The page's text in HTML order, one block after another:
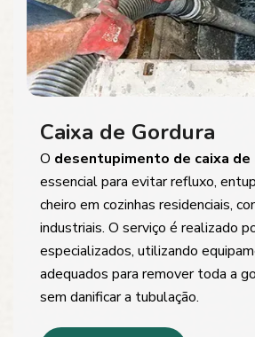
Caixa de Gordura
O desentupimento de caixa de
essencial para evitar refluxo,
cheiro em cozinhas residenciais,
industriais. O serviço é realizado
especializados, utilizando
adequados para remover toda a
sem danificar a tubulação.